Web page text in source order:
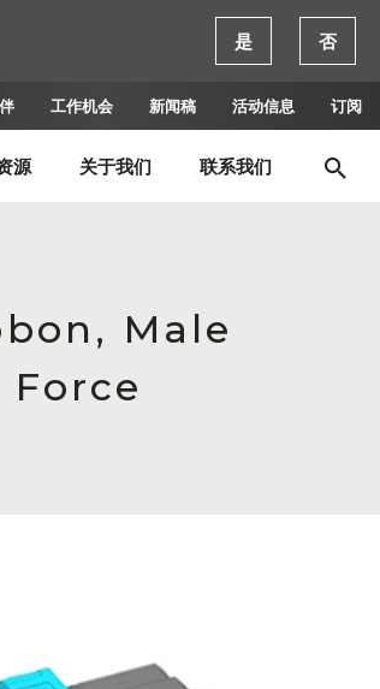
工作机会 新闻稿 活动信息 订阅
源 关于我们 联系我们
Male
是 否